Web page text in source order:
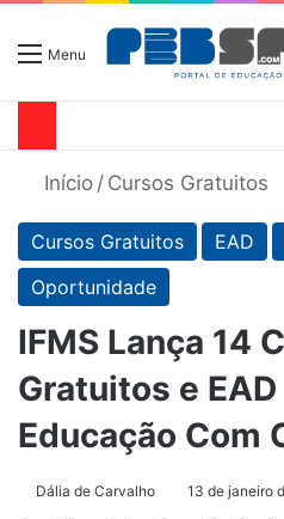
Menu
Início / Cursos Gratuitos
Cursos Gratuitos EAD
Oportunidade
IFMS Lança 14
Gratuitos e
Educação Com
Dália de Carvalho 13 de janeiro